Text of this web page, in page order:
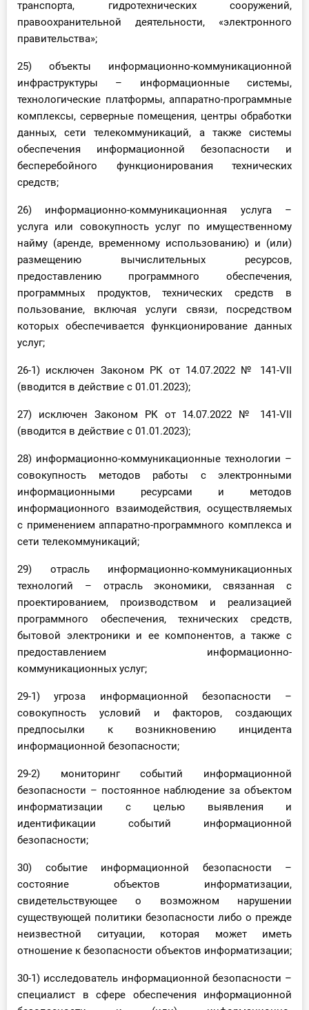
транспорта, гидротехнических сооружений,
правоохранительной деятельности, «электронного
правительства»;
25) объекты информационно-коммуникационной
инфраструктуры – информационные системы,
технологические платформы, аппаратно-программные
комплексы, серверные помещения, центры обработки
данных, сети телекоммуникаций, а также системы
обеспечения информационной безопасности и
бесперебойного функционирования технических
средств;
26) информационно-коммуникационная услуга –
услуга или совокупность услуг по имущественному
найму (аренде, временному использованию) и (или)
размещению вычислительных ресурсов,
предоставлению программного обеспечения,
программных продуктов, технических средств в
пользование, включая услуги связи, посредством
которых обеспечивается функционирование данных
услуг;
26-1) исключен Законом РК от 14.07.2022 № 141-VII
(вводится в действие с 01.01.2023);
27) исключен Законом РК от 14.07.2022 № 141-VII
(вводится в действие с 01.01.2023);
28) информационно-коммуникационные технологии –
совокупность методов работы с электронными
информационными ресурсами и методов
информационного взаимодействия, осуществляемых
с применением аппаратно-программного комплекса и
сети телекоммуникаций;
29) отрасль информационно-коммуникационных
технологий – отрасль экономики, связанная с
проектированием, производством и реализацией
программного обеспечения, технических средств,
бытовой электроники и ее компонентов, а также с
предоставлением информационно-
коммуникационных услуг;
29-1) угроза информационной безопасности –
совокупность условий и факторов, создающих
предпосылки к возникновению инцидента
информационной безопасности;
29-2) мониторинг событий информационной
безопасности – постоянное наблюдение за объектом
информатизации с целью выявления и
идентификации событий информационной
безопасности;
30) событие информационной безопасности –
состояние объектов информатизации,
свидетельствующее о возможном нарушении
существующей политики безопасности либо о прежде
неизвестной ситуации, которая может иметь
отношение к безопасности объектов информатизации;
30-1) исследователь информационной безопасности –
специалист в сфере обеспечения информационной